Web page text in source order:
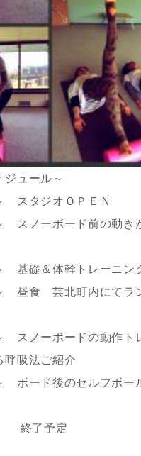
ジュール～
スタジオＯＰＥＮ
スノーボード前の動き
基礎＆体幹トレーニン
昼食 芸北町内にてラ
スノーボードの動作
呼吸法ご紹介
ボード後のセルフボー
終了予定